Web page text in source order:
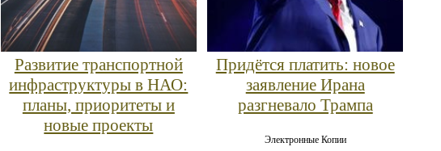
Развитие транспортной
инфраструктуры в НАО:
планы, приоритеты и
новые проекты
Придётся платить: новое
заявление Ирана
разгневало Трампа
Электронные Копии